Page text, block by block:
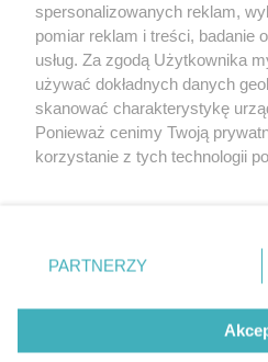
spersonalizowanych reklam,
pomiar reklam i treści, badanie
usług. Za zgodą Użytkownika
używać dokładnych danych
skanować charakterystykę
Ponieważ cenimy Twoją
korzystanie z tych technologii
nie wymagają zgody
się takiemu przetwarzaniu.
Zapoznaj się z poniższymi
PARTNERZY